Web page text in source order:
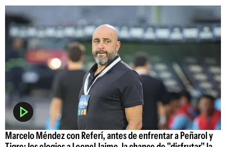
Marcelo Méndez con Referí, antes de enfrentar a Peñarol y